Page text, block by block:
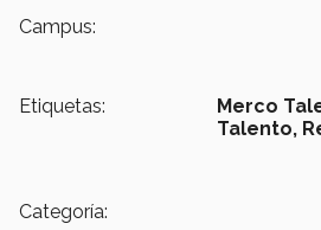
Campus:
Etiquetas:
Merco
Talento,
Categoría: